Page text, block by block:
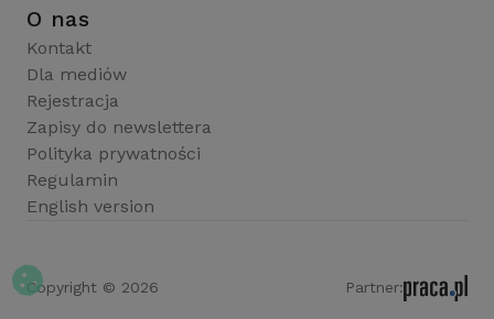
O nas
Kontakt
Dla mediów
Rejestracja
Zapisy do newslettera
Polityka prywatności
Regulamin
English version
Copyright © 2026 Partner: